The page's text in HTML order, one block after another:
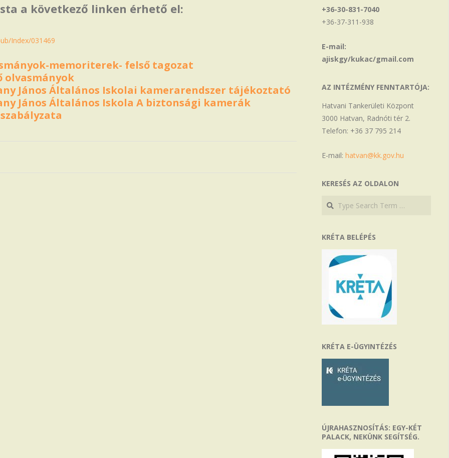
a következő linken érhető el:
Index/031469
memoriterek- felső tagozat
olvasmányok
János Általános Iskolai kamerarendszer tájékoztató
János Általános Iskola A biztonsági kamerák
+36-30-831-7040
+36-37-311-938
E-mail:
ajiskgy/kukac/gmail.com
AZ INTÉZMÉNY FENNTARTÓJA:
Hatvani Tankerületi Központ
3000 Hatvan, Radnóti tér 2.
Telefon: +36 37 795 214
E-mail: hatvan@kk.gov.hu
KERESÉS AZ OLDALON
Search
Search
KRÉTA BELÉPÉS
KRÉTA E-ÜGYINTÉZÉS
ÚJRAHASZNOSÍTÁS: EGY-KÉT
PALACK, NEKÜNK SEGÍTSÉG.